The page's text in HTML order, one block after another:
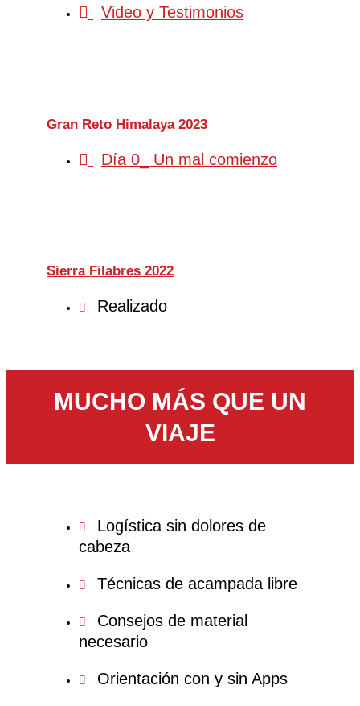
Video y Testimonios
Gran Reto Himalaya 2023
Día 0_ Un mal comienzo
Sierra Filabres 2022
Realizado
MUCHO MÁS QUE UN
VIAJE
Logística sin dolores de
cabeza
Técnicas de acampada libre
Consejos de material
necesario
Orientación con y sin Apps